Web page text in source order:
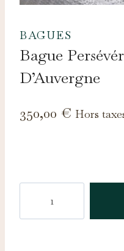
BAGUES
Bague
D’Auvergne
350,00 € Hors